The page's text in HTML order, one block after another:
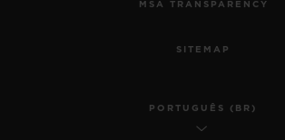
MSA TRANSPARENCY
SITEMAP
PORTUGUÊS (BR)